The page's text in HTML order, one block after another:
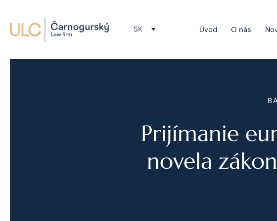
SK Úvod O nás
Fúzie a akvizície
Právo
Právo
Prijímanie
novela